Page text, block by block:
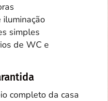
iluminação
simples
de WC e
completo da casa